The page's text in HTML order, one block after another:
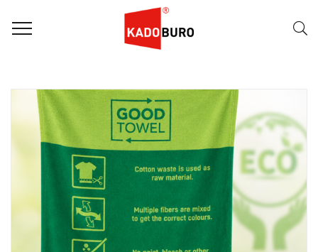
Naam (A-Z) FILTER